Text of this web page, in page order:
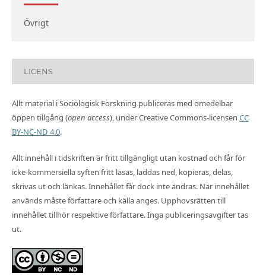
Övrigt
LICENS
Allt material i Sociologisk Forskning publiceras med omedelbar
öppen tillgång (open access), under Creative Commons-licensen CC
BY-NC-ND 4.0.
Allt innehåll i tidskriften är fritt tillgängligt utan kostnad och får för
icke-kommersiella syften fritt läsas, laddas ned, kopieras, delas,
skrivas ut och länkas. Innehållet får dock inte ändras. När innehållet
används måste författare och källa anges. Upphovsrätten till
innehållet tillhör respektive författare. Inga publiceringsavgifter tas
ut.